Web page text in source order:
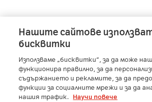
A1 Austria - A1 Croatia - A1 Serbia
A1 Bulgaria
- A1 Macedonia -
A1 Digital
- Member of A1
Нашите сайтове
бисквитки
Използваме „бисквитки“, за да може
функционира правилно, за да
съдържанието и рекламите, за да
функции за социалните мрежи и за да
нашия трафик.
Научи повече